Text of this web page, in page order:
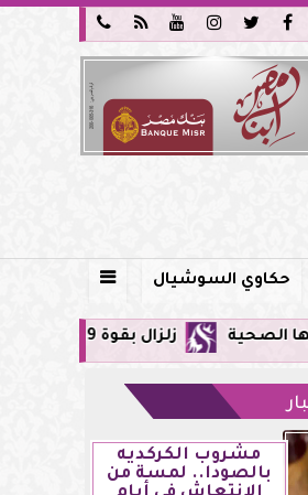






حكاوي السوشيال 
زلزال بقوة 5.9 ريختر يشعر به سكان القاهرة وعدة محافظات.. مركزه شرق البحر المتوسط
مشروب الكركديه
بالصودا.. لمسة من